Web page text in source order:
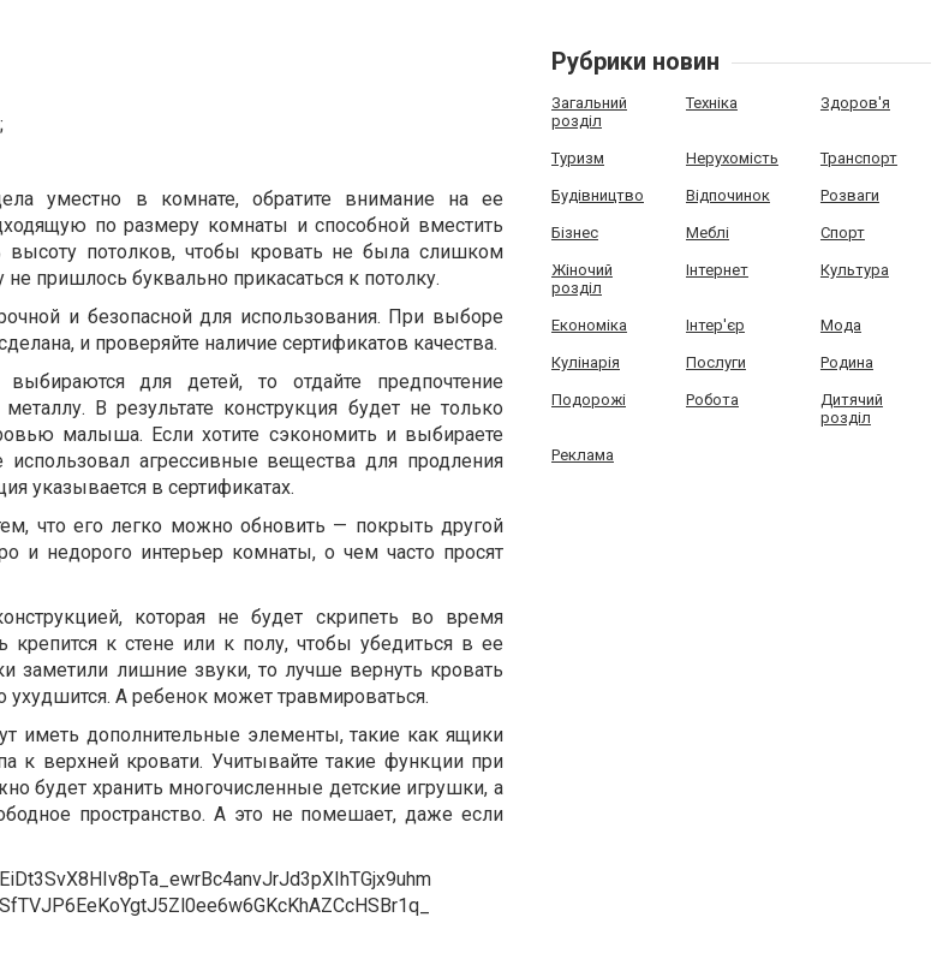
уместно в комнате, обратите внимание на ее
по размеру комнаты и способной вместить
высоту потолков, чтобы кровать не была слишком
пришлось буквально прикасаться к потолку.
и безопасной для использования. При выборе
и проверяйте наличие сертификатов качества.
для детей, то отдайте предпочтение
В результате конструкция будет не только
малыша. Если хотите сэкономить и выбираете
агрессивные вещества для продления
указывается в сертификатах.
что его легко можно обновить — покрыть другой
и недорого интерьер комнаты, о чем часто просят
которая не будет скрипеть во время
крепится к стене или к полу, чтобы убедиться в ее
заметили лишние звуки, то лучше вернуть кровать
А ребенок может травмироваться.
иметь дополнительные элементы, такие как ящики
к верхней кровати. Учитывайте такие функции при
будет хранить многочисленные детские игрушки, а
пространство. А это не помешает, даже если
Рубрики новин
Загальний
розділ
Техніка Здоров'я
Туризм Нерухомість Транспорт
Будівництво Відпочинок Розваги
Бізнес Меблі Спорт
Жіночий
розділ
Інтернет Культура
Економіка Інтер'єр Мода
Кулінарія Послуги Родина
Подорожі Робота
Дитячий
розділ
Реклама